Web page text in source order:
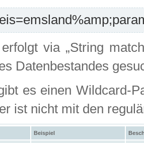
via „String
Datenbestandes
es einen Wildcard-
ist nicht mit den
Beispiel